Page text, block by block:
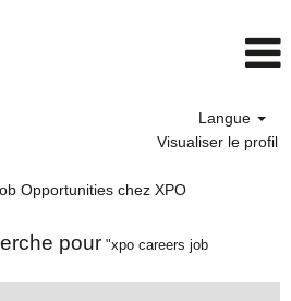
Langue
Visualiser le profil
Opportunities chez XPO(page
pour "xpo careers job